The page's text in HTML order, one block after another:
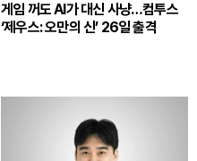
게임 꺼도 AI가 대신 사냥…컴투스
‘제우스: 오만의 신’ 26일 출격